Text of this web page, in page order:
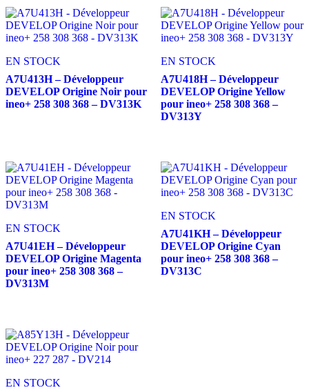
EN STOCK
A7U413H – Développeur
DEVELOP Origine Noir pour
ineo+ 258 308 368 – DV313K
EN STOCK
A7U418H – Développeur
DEVELOP Origine Yellow
pour ineo+ 258 308 368 –
DV313Y
EN STOCK
A7U41EH – Développeur
DEVELOP Origine Magenta
pour ineo+ 258 308 368 –
DV313M
EN STOCK
A7U41KH – Développeur
DEVELOP Origine Cyan
pour ineo+ 258 308 368 –
DV313C
EN STOCK